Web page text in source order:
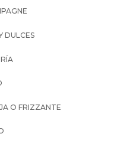
DULCES
O FRIZZANTE